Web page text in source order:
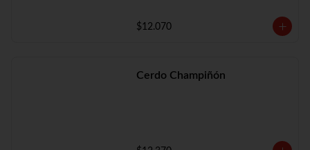
$12.070
Cerdo Champiñón